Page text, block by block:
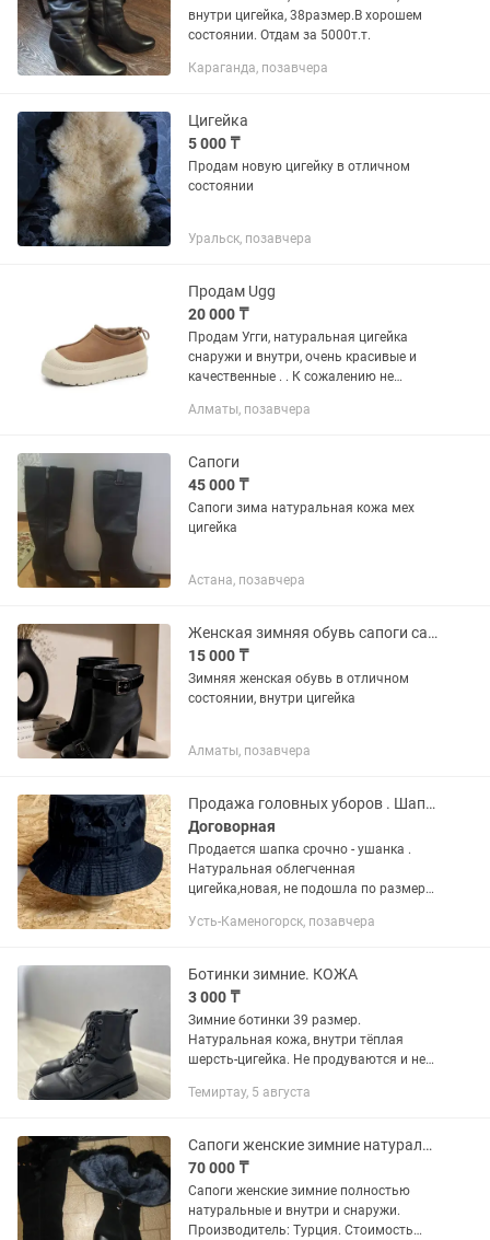
внутри цигейка, 38размер.В хорошем
состоянии. Отдам за 5000т.т.
Караганда, позавчера
Цигейка
5 000 ₸
Продам новую цигейку в отличном
состоянии
Уральск, позавчера
Продам Ugg
20 000 ₸
Продам Угги, натуральная цигейка
снаружи и внутри, очень красивые и
качественные . . К сожалению не
Алматы, позавчера
Сапоги
45 000 ₸
Сапоги зима натуральная кожа мех
цигейка
Астана, позавчера
Женская зимняя обувь сапоги сапожки ботильоны ботинки
15 000 ₸
Зимняя женская обувь в отличном
состоянии, внутри цигейка
Алматы, позавчера
Продажа головных уборов . Шапка-ушанка
Договорная
Продается шапка срочно - ушанка .
Натуральная облегченная
цигейка,новая, не подошла по размеру.
XL , но желательно примерить . Цена
Усть-Каменогорск, позавчера
Ботинки зимние. КОЖА
3 000 ₸
Зимние ботинки 39 размер.
Натуральная кожа, внутри тёплая
шерсть-цигейка. Не продуваются и не
скользкая. Удобные, смотрятся
любой...
Темиртау, 5 августа
Сапоги женские зимние натуральные. Замша снаружи, цигейка внутри. Размер 39
70 000 ₸
Сапоги женские зимние полностью
натуральные и внутри и снаружи.
Производитель: Турция. Стоимость